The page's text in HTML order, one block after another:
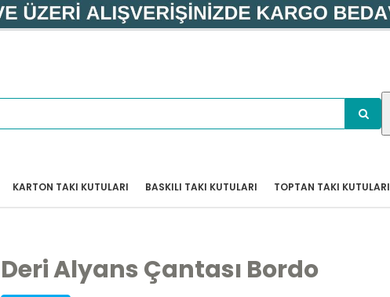
TOPTAN TAKI KUTULARI
BASKILI TAKI KUTULARI
KARTON TAKI KUTULARI
Deri Alyans Çantası Bordo